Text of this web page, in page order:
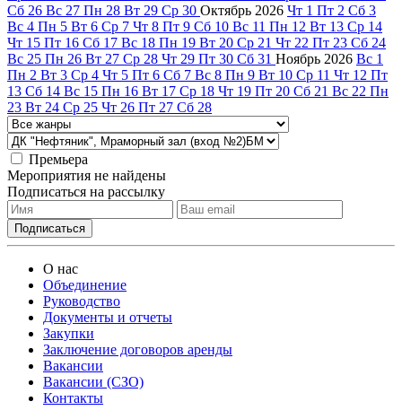
Сб 26 Вс 27 Пн 28 Вт 29 Ср 30 Октябрь 2026 Чт 1 Пт 2 Сб 3
Вс 4 Пн 5 Вт 6 Ср 7 Чт 8 Пт 9 Сб 10 Вс 11 Пн 12 Вт 13 Ср 14
Чт 15 Пт 16 Сб 17 Вс 18 Пн 19 Вт 20 Ср 21 Чт 22 Пт 23 Сб 24
Вс 25 Пн 26 Вт 27 Ср 28 Чт 29 Пт 30 Сб 31 Ноябрь 2026 Вс 1
Пн 2 Вт 3 Ср 4 Чт 5 Пт 6 Сб 7 Вс 8 Пн 9 Вт 10 Ср 11 Чт 12 Пт
13 Сб 14 Вс 15 Пн 16 Вт 17 Ср 18 Чт 19 Пт 20 Сб 21 Вс 22 Пн
23 Вт 24 Ср 25 Чт 26 Пт 27 Сб 28
Премьера
Мероприятия не найдены
Подписаться на рассылку
О нас
Объединение
Руководство
Документы и отчеты
Закупки
Заключение договоров аренды
Вакансии
Вакансии (СЗО)
Контакты